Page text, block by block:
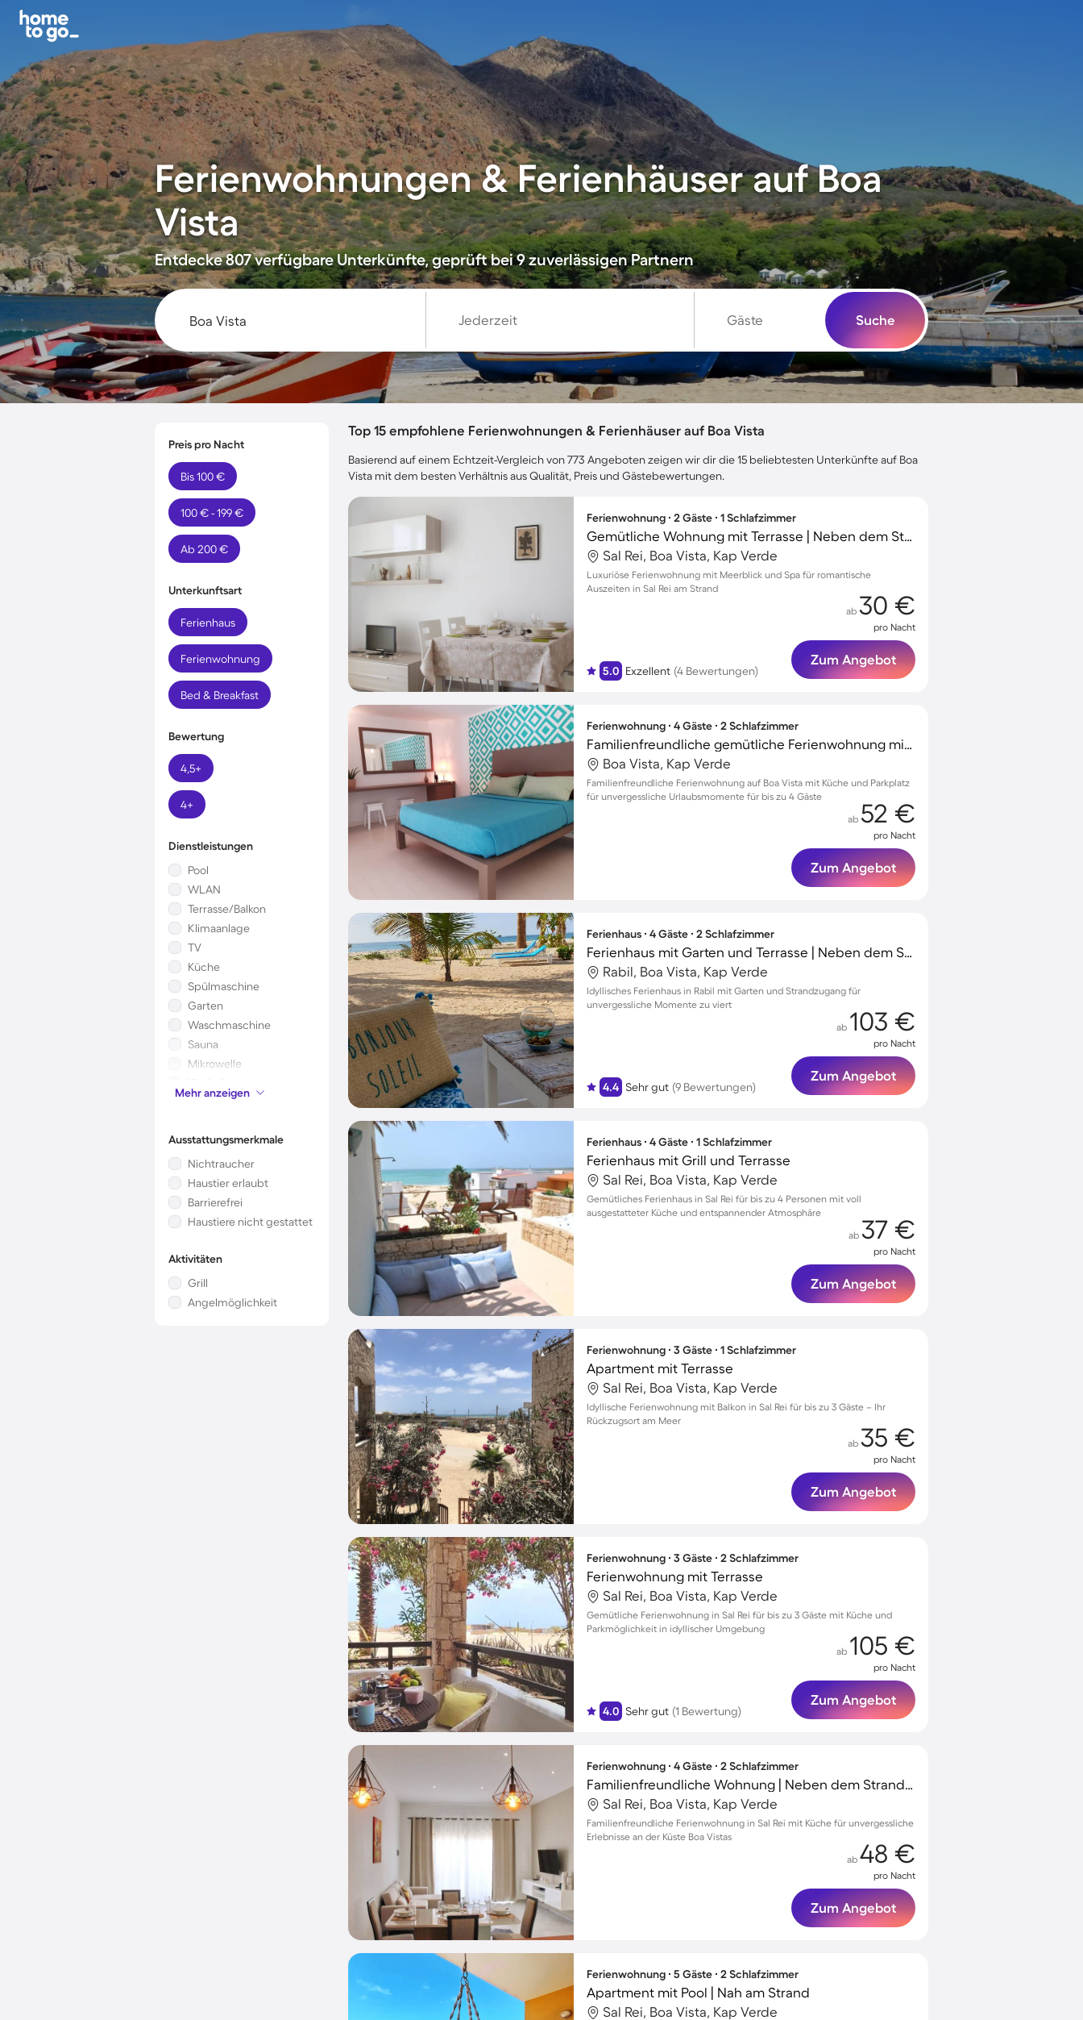
Ferienwohnungen & Ferienhäuser auf Boa
Vista
Entdecke 807 verfügbare Unterkünfte, geprüft bei 9 zuverlässigen Partnern
Jederzeit Gäste Suche
Preis pro Nacht
Bis 100 €
100 € - 199 €
Ab 200 €
Unterkunftsart
Ferienhaus
Ferienwohnung
Bed & Breakfast
Bewertung
4,5+
4+
Dienstleistungen
Pool
WLAN
Terrasse/Balkon
Klimaanlage
TV
Küche
Spülmaschine
Garten
Waschmaschine
Sauna
Mikrowelle
Kinderbett
Whirlpool
Mehr anzeigen
Ausstattungsmerkmale
Nichtraucher
Haustier erlaubt
Barrierefrei
Haustiere nicht gestattet
Aktivitäten
Grill
Angelmöglichkeit
Top 15 empfohlene Ferienwohnungen & Ferienhäuser auf Boa Vista
Basierend auf einem Echtzeit-Vergleich von 773 Angeboten zeigen wir dir die 15 beliebtesten Unterkünfte auf Boa
Vista mit dem besten Verhältnis aus Qualität, Preis und Gästebewertungen.
Ferienwohnung ∙ 2 Gäste ∙ 1 Schlafzimmer
Gemütliche Wohnung mit Terrasse | Neben dem Strand
Sal Rei, Boa Vista, Kap Verde
Luxuriöse Ferienwohnung mit Meerblick und Spa für romantische
Auszeiten in Sal Rei am Strand
5.0 Exzellent (4 Bewertungen)
ab 30 €
pro Nacht
Zum Angebot
Ferienwohnung ∙ 4 Gäste ∙ 2 Schlafzimmer
Familienfreundliche gemütliche Ferienwohnung mit Terrasse | Gartenblick | Nah am Strand
Boa Vista, Kap Verde
Familienfreundliche Ferienwohnung auf Boa Vista mit Küche und Parkplatz
für unvergessliche Urlaubsmomente für bis zu 4 Gäste
ab 52 €
pro Nacht
Zum Angebot
Ferienhaus ∙ 4 Gäste ∙ 2 Schlafzimmer
Ferienhaus mit Garten und Terrasse | Neben dem Strand
Rabil, Boa Vista, Kap Verde
Idyllisches Ferienhaus in Rabil mit Garten und Strandzugang für
unvergessliche Momente zu viert
4.4 Sehr gut (9 Bewertungen)
ab 103 €
pro Nacht
Zum Angebot
Ferienhaus ∙ 4 Gäste ∙ 1 Schlafzimmer
Ferienhaus mit Grill und Terrasse
Sal Rei, Boa Vista, Kap Verde
Gemütliches Ferienhaus in Sal Rei für bis zu 4 Personen mit voll
ausgestatteter Küche und entspannender Atmosphäre
ab 37 €
pro Nacht
Zum Angebot
Ferienwohnung ∙ 3 Gäste ∙ 1 Schlafzimmer
Apartment mit Terrasse
Sal Rei, Boa Vista, Kap Verde
Idyllische Ferienwohnung mit Balkon in Sal Rei für bis zu 3 Gäste – Ihr
Rückzugsort am Meer
ab 35 €
pro Nacht
Zum Angebot
Ferienwohnung ∙ 3 Gäste ∙ 2 Schlafzimmer
Ferienwohnung mit Terrasse
Sal Rei, Boa Vista, Kap Verde
Gemütliche Ferienwohnung in Sal Rei für bis zu 3 Gäste mit Küche und
Parkmöglichkeit in idyllischer Umgebung
4.0 Sehr gut (1 Bewertung)
ab 105 €
pro Nacht
Zum Angebot
Ferienwohnung ∙ 4 Gäste ∙ 2 Schlafzimmer
Familienfreundliche Wohnung | Neben dem Strand | Ideal für Homeoffice
Sal Rei, Boa Vista, Kap Verde
Familienfreundliche Ferienwohnung in Sal Rei mit Küche für unvergessliche
Erlebnisse an der Küste Boa Vistas
ab 48 €
pro Nacht
Zum Angebot
Ferienwohnung ∙ 5 Gäste ∙ 2 Schlafzimmer
Apartment mit Pool | Nah am Strand
Sal Rei, Boa Vista, Kap Verde